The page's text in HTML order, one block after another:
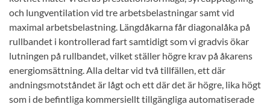
och lungventilation vid tre arbetsbelastningar samt vid
maximal arbetsbelastning. Längdåkarna får diagonalåka på
rullbandet i kontrollerad fart samtidigt som vi gradvis ökar
lutningen på rullbandet, vilket ställer högre krav på åkarens
energiomsättning. Alla deltar vid två tillfällen, ett där
andningsmotståndet är lågt och ett där det är högre, lika högt
som i de befintliga kommersiellt tillgängliga automatiserade